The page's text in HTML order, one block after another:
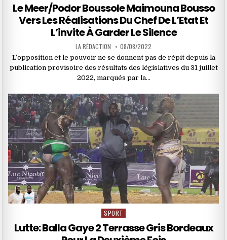
Le Meer/Podor Boussole Maimouna Bousso
Vers Les Réalisations Du Chef De L’Etat Et
L’invite À Garder Le Silence
LA RÉDACTION 08/08/2022
L’opposition et le pouvoir ne se donnent pas de répit depuis la
publication provisoire des résultats des législatives du 31 juillet
2022, marqués par la…
Posted
in
SPORT
Lutte: Balla Gaye 2 Terrasse Gris Bordeaux